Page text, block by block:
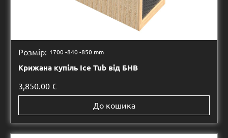
Розмір: 1700 -840 -850 mm
Крижана купіль Ice Tub від БНВ
3,850.00 €
До кошика